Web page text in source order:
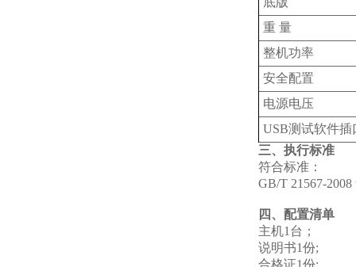
重 量
整机功率
安全配置
电源电压
USB测试软件
三、执行标准
符合标准：
GB/T 21567-
四、配置清单
主机1台；
说明书1份;
合格证1份;